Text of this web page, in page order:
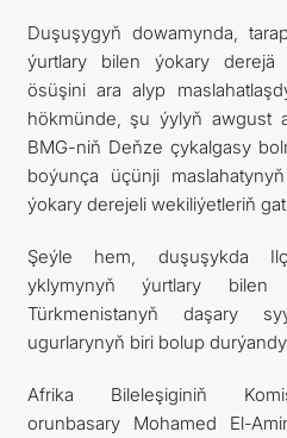
Duşuşygyň dowamynda,
ýurtlary bilen ýokary derejä
ösüşini ara alyp
hökmünde, şu ýylyň awgust
BMG-niň Deňze çykalgasy
boýunça üçünji
ýokary derejeli wekiliýetleriň
Şeýle hem, duşuşykda
yklymynyň ýurtlary bilen
Türkmenistanyň daşary
ugurlarynyň biri bolup
Afrika Bileleşiginiň
orunbasary Mohamed El-